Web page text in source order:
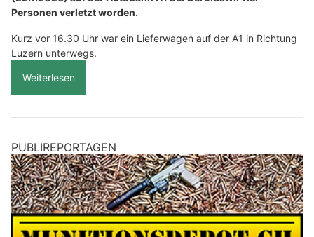
Personen verletzt worden.
Kurz vor 16.30 Uhr war ein Lieferwagen auf der A1 in Richtung
Luzern unterwegs.
Weiterlesen
PUBLIREPORTAGEN